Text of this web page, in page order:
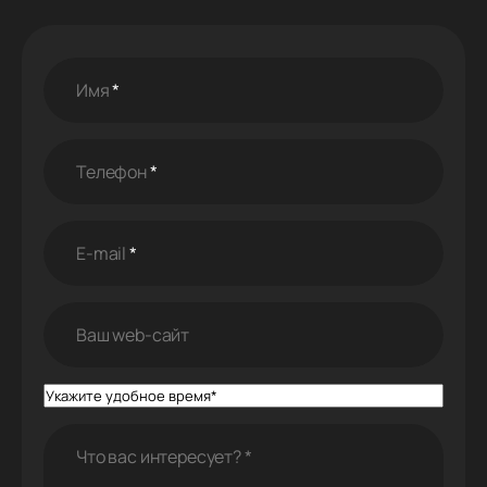
Имя*
Телефон*
E-mail*
Ваш web-cайт
Что вас интересует?*